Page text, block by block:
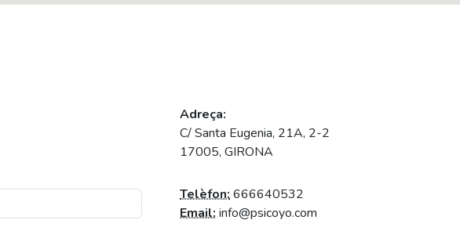
Adreça:
C/ Santa Eugenia, 21A, 2-2
17005, GIRONA
Telèfon:666640532
Email: info@psicoyo.com